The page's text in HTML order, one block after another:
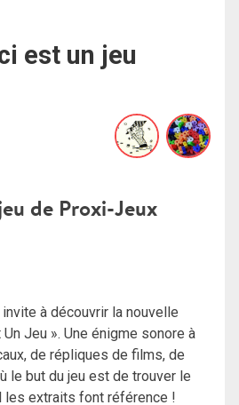
est un jeu
de Proxi-Jeux
à découvrir la nouvelle
Jeu ». Une énigme sonore à
de répliques de films, de
le but du jeu est de trouver le
les extraits font référence !